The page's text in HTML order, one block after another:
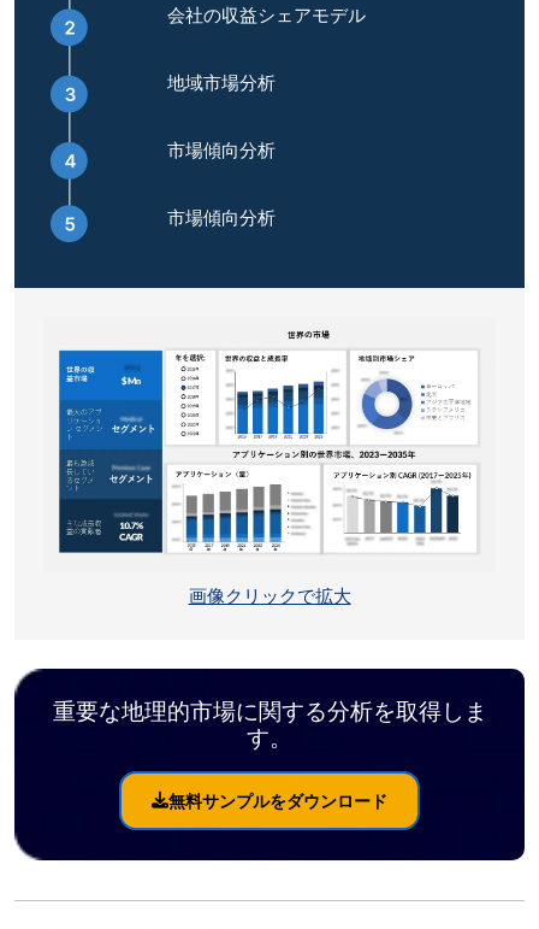
会社の収益シェアモデル
地域市場分析
市場傾向分析
市場傾向分析
画像クリックで拡大
重要な地理的市場に関する分析を取得しま
す。
無料サンプルをダウンロード